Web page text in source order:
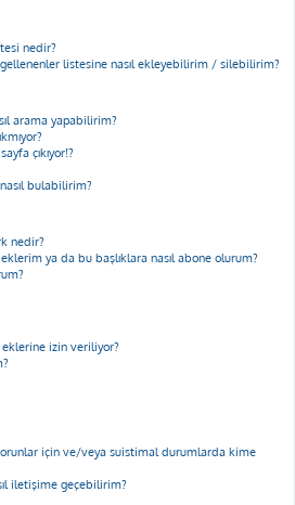
nedir?
listesine nasıl ekleyebilirim / silebilirim?
arama yapabilirim?
çıkıyor!?
nasıl bulabilirim?
nedir?
ya da bu başlıklara nasıl abone olurum?
izin veriliyor?
için ve/veya suistimal durumlarda kime
iletişime geçebilirim?